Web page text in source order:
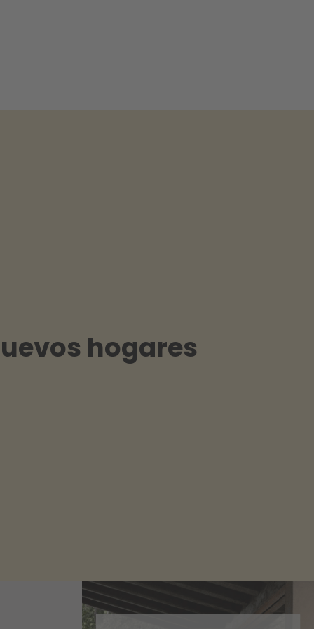
hogares